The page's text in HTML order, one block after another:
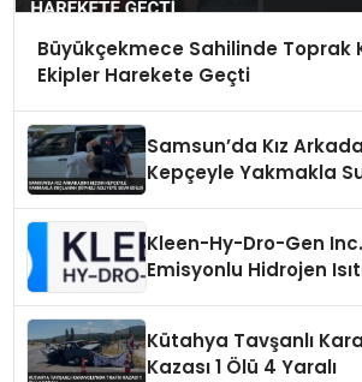
Büyükçekmece Sahilinde Toprak
Ekipler Harekete Geçti
Samsun’da Kız
Kepçeyle Yakmakla
Kleen-Hy-Dro-Gen
Emisyonlu Hidrojen
Kütahya Tavşanlı
Kazası 1 Ölü 4 Yaralı